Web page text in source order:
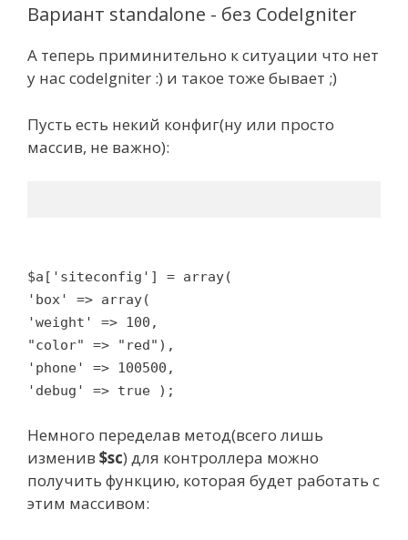
Вариант standalone - без CodeIgniter
А теперь приминительно к ситуации что нет
у нас codeIgniter :) и такое тоже бывает ;)
Пусть есть некий конфиг(ну или просто
массив, не важно):
$a['siteconfig'] = array(
'box' => array(
'weight' => 100,
"color" => "red"),
'phone' => 100500,
'debug' => true );
Немного переделав метод(всего лишь
изменив $sc) для контроллера можно
получить функцию, которая будет работать с
этим массивом: